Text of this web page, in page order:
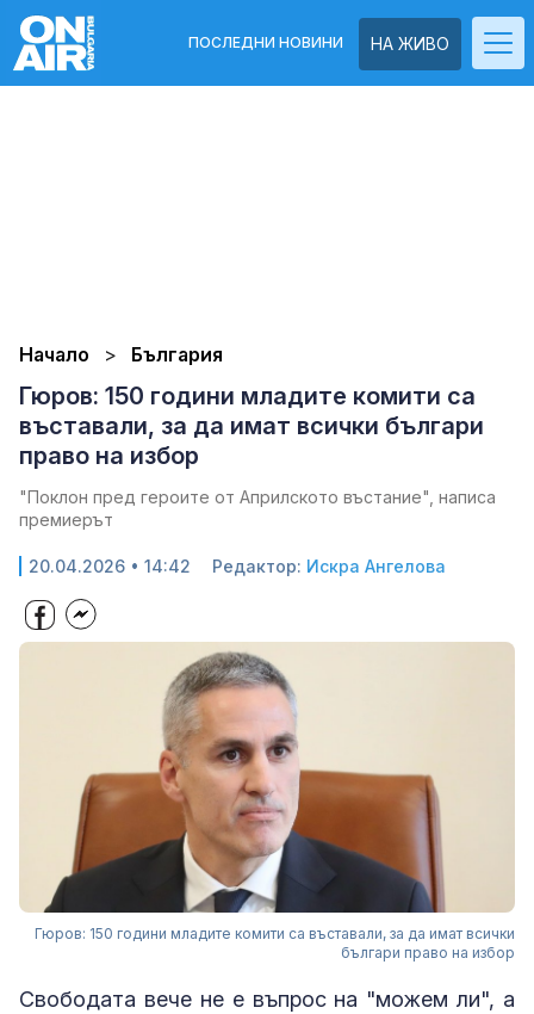
НА ЖИВО
ПОСЛЕДНИ НОВИНИ
Начало България
Гюров: 150 години младите комити са
въставали, за да имат всички българи
право на избор
"Поклон пред героите от Априлското въстание", написа
премиерът
20.04.2026 • 14:42 Редактор: Искра Ангелова
Гюров: 150 години младите комити са въставали, за да имат всички
българи право на избор
Свободата вече не е въпрос на "можем ли", а